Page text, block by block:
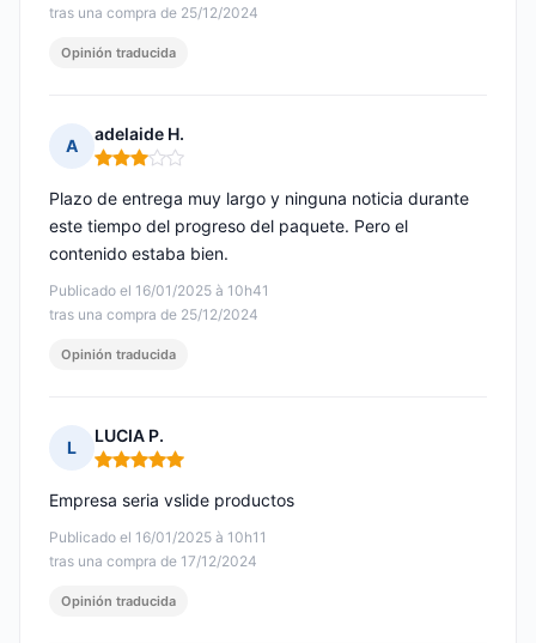
tras una compra de 25/12/2024
Opinión traducida
A
adelaide H.
Nota: 3 de 5
Publicado el 16/01/2025 à 10h41
tras una compra de 25/12/2024
Plazo de entrega muy largo y ninguna noticia durante
este tiempo del progreso del paquete. Pero el
contenido estaba bien.
Opinión traducida
L
LUCIA P.
Nota: 5 de 5
Publicado el 16/01/2025 à 10h11
tras una compra de 17/12/2024
Empresa seria vslide productos
Opinión traducida